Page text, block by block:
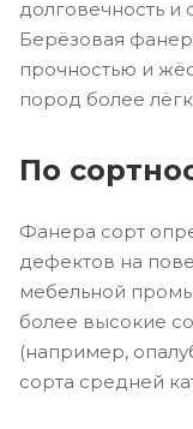
долговечность и
Берёзовая
прочностью и
пород более
По
Фанера сорт
дефектов на
мебельной
более высокие
(например,
сорта средней